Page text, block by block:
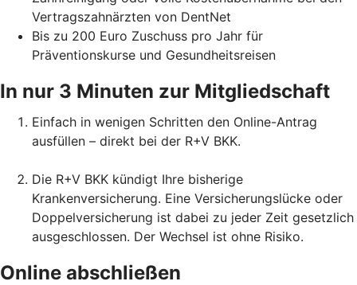
Vertragszahnärzten von DentNet
Bis zu 200 Euro Zuschuss pro Jahr für
Präventionskurse und Gesundheitsreisen
In nur 3 Minuten zur Mitgliedschaft
Einfach in wenigen Schritten den Online-Antrag
ausfüllen – direkt bei der R+V BKK.
Die R+V BKK kündigt Ihre bisherige
Krankenversicherung. Eine Versicherungslücke oder
Doppelversicherung ist dabei zu jeder Zeit gesetzlich
ausgeschlossen. Der Wechsel ist ohne Risiko.
Online abschließen